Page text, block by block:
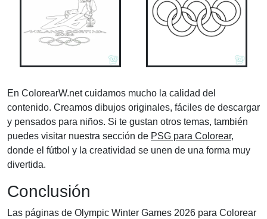
En ColorearW.net cuidamos mucho la calidad del
contenido. Creamos dibujos originales, fáciles de descargar
y pensados para niños. Si te gustan otros temas, también
puedes visitar nuestra sección de PSG para Colorear,
donde el fútbol y la creatividad se unen de una forma muy
divertida.
Conclusión
Las páginas de Olympic Winter Games 2026 para Colorear